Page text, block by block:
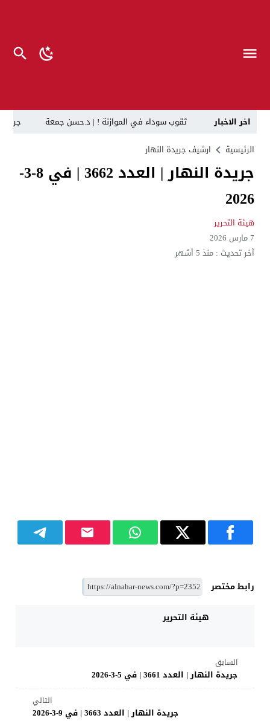
اخر الاخبار ثقوب سوداء في الموازنة ! | د.حسن جمعة
جريدة
وفاءً لرموز الكرة العراقية.. الدكتور عقيل مفتن
رئيس الوزراء يوجه بتعطيل الدوام الرسمي في
الرئيسية ارشيف جريدة النهار
جريدة النهار | العدد 3662 | في 8-3-
2026
هيئة التحرير
7 مارس 2026
آخر تحديث :منذ 5 أشهر
رابط مختصر
هيئة التحرير
السابق
جريدة النهار | العدد 3661 | في 5-3-2026
التالي
جريدة النهار | العدد 3663 | في 9-3-2026